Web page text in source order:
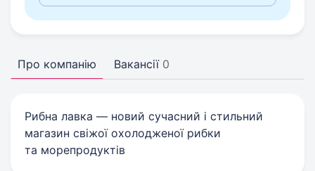
Про компанію Вакансії 0
Рибна лавка — новий сучасний і стильний
магазин свіжої охолодженої рибки
та морепродуктів